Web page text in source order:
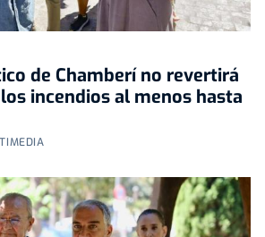
de Chamberí no revertirá
incendios al menos hasta